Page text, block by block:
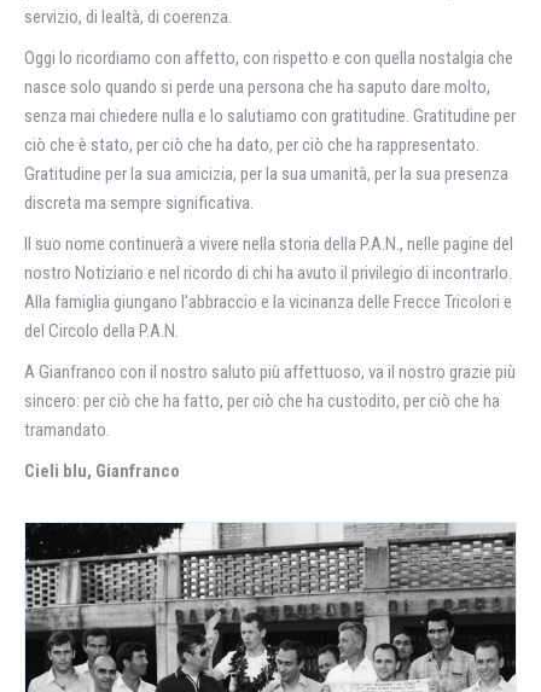
servizio, di lealtà, di coerenza.
Oggi lo ricordiamo con affetto, con rispetto e con quella nostalgia che
nasce solo quando si perde una persona che ha saputo dare molto,
senza mai chiedere nulla e lo salutiamo con gratitudine. Gratitudine per
ciò che è stato, per ciò che ha dato, per ciò che ha rappresentato.
Gratitudine per la sua amicizia, per la sua umanità, per la sua presenza
discreta ma sempre significativa.
Il suo nome continuerà a vivere nella storia della P.A.N., nelle pagine del
nostro Notiziario e nel ricordo di chi ha avuto il privilegio di incontrarlo.
Alla famiglia giungano l’abbraccio e la vicinanza delle Frecce Tricolori e
del Circolo della P.A.N.
A Gianfranco con il nostro saluto più affettuoso, va il nostro grazie più
sincero: per ciò che ha fatto, per ciò che ha custodito, per ciò che ha
tramandato.
Cieli blu, Gianfranco